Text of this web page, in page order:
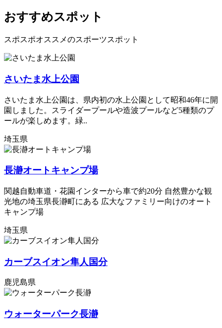
おすすめスポット
スポスポオススメのスポーツスポット
さいたま水上公園
さいたま水上公園は、県内初の水上公園として昭和46年に開
園しました。スライダープールや造波プールなど5種類のプ
ールが楽しめます。緑..
埼玉県
長瀞オートキャンプ場
関越自動車道・花園インターから車で約20分 自然豊かな観
光地の埼玉県長瀞町にある 広大なファミリー向けのオート
キャンプ場
埼玉県
カーブスイオン隼人国分
鹿児島県
ウォーターパーク長瀞